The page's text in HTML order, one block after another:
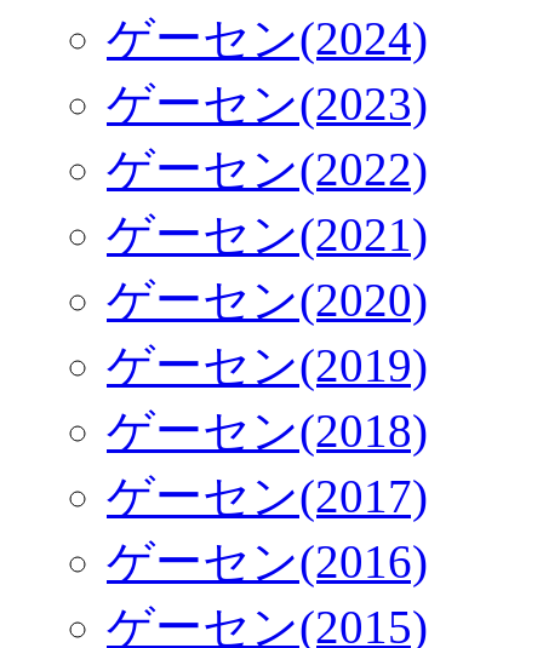
ゲーセン(2024)
ゲーセン(2023)
ゲーセン(2022)
ゲーセン(2021)
ゲーセン(2020)
ゲーセン(2019)
ゲーセン(2018)
ゲーセン(2017)
ゲーセン(2016)
ゲーセン(2015)